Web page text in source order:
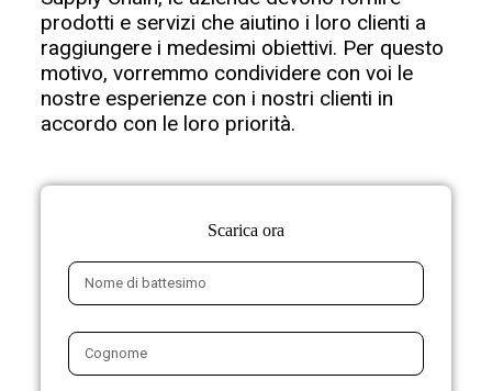
prodotti e servizi che aiutino i loro clienti a
raggiungere i medesimi obiettivi. Per questo
motivo, vorremmo condividere con voi le
nostre esperienze con i nostri clienti in
accordo con le loro priorità.
Scarica ora